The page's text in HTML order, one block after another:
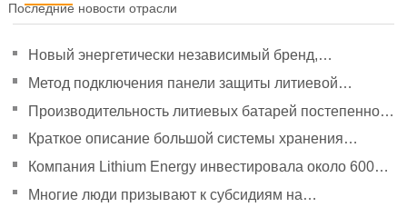
Последние новости отрасли
Новый энергетически независимый бренд,
направленный на политическое руководство, чтобы
удвоить свое давление
Метод подключения панели защиты литиевой
батареи
Производительность литиевых батарей постепенно
улучшилась.
Краткое описание большой системы хранения
энергии Tesla Powerpack
Компания Lithium Energy инвестировала около 600
миллионов юаней в создание дочерних компаний.
Многие люди призывают к субсидиям на